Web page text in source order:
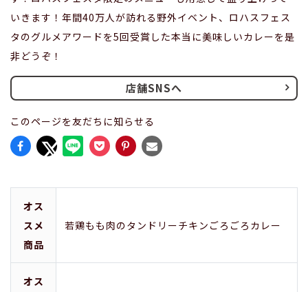
いきます！年間40万人が訪れる野外イベント、ロハスフェス
タのグルメアワードを5回受賞した本当に美味しいカレーを是
非どうぞ！
店舗SNSへ
このページを友だちに知らせる
オス
スメ
商品
若鶏もも肉のタンドリーチキンごろごろカレー
オス